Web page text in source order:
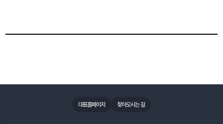
대표홈페이지 찾아오시는 길